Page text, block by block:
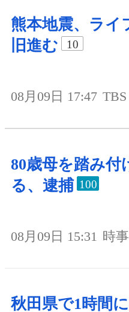
熊本地震、ライ
旧進む
10
08月09日 17:47
80歳母を踏み付
る、逮捕 100
08月09日 15:31 時
秋田県で1時間